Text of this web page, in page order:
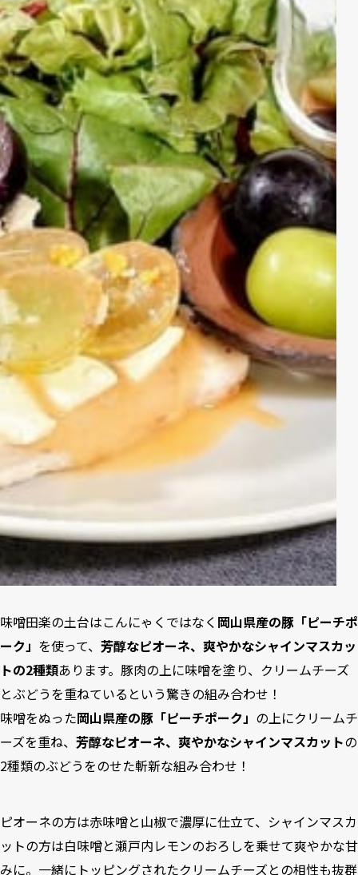
味噌田楽の土台はこんにゃくではなく 岡山県産の豚「ピーチポ
ーク」 を使って、 芳醇なピオーネ、爽やかなシャインマスカッ
トの2種類あります。豚肉の上に味噌を塗り、クリームチーズ
とぶどうを重ねているという驚きの組み合わせ！
味噌をぬった岡山県産の豚「ピーチポーク」 の上にクリームチ
ーズを重ね、 芳醇なピオーネ、爽やかなシャインマスカットの
2種類のぶどうをのせた斬新な組み合わせ！
ピオーネの方は赤味噌と山椒で濃厚に仕立て、シャインマスカ
ットの方は白味噌と瀬戸内レモンのおろしを乗せて爽やかな甘
みに。一緒にトッピングされたクリームチーズとの相性も抜群